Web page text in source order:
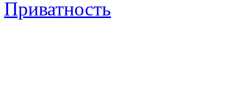
Приватность